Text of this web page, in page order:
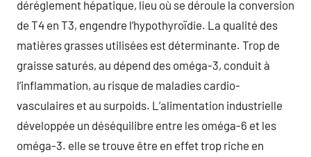
déréglement hépatique, lieu où se déroule la conversion
de T4 en T3, engendre l’hypothyroïdie. La qualité des
matières grasses utilisées est déterminante. Trop de
graisse saturés, au dépend des oméga-3, conduit à
l’inflammation, au risque de maladies cardio-
vasculaires et au surpoids. L’alimentation industrielle
développée un déséquilibre entre les oméga-6 et les
oméga-3. elle se trouve être en effet trop riche en